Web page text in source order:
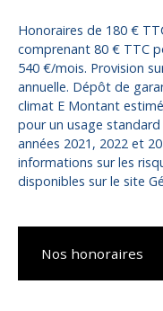
Honoraires de 180 €
comprenant 80 € TTC
540 €/mois. Provision
annuelle. Dépôt de
climat E Montant
pour un usage
années 2021, 2022 et
informations sur les
disponibles sur le site
Nos honoraires